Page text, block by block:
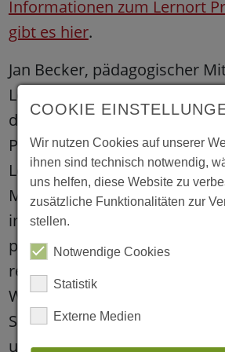
Informationen zum Lernort
gibt es hier.
Jan Becker, pädagogischer
Lernort Preußenstadion,
der Zeit ist es uns gelungen,
Preußenstadion auch als
Lernort für Schulklassen zu
Menschen können sich bei
im Rahmen von Projekttagen
persönlichen Entwicklung
relevanten Themen wie
Wertevermittlung,
Sozialen Medien und
und das frei von
COOKIE
Wir nutzen Cookies auf unserer
ihnen sind technisch notwendig,
uns helfen, diese Website zu
zusätzliche Funktionalitäten zur
stellen.
Notwendige Cookies
Statistik
Externe Medien